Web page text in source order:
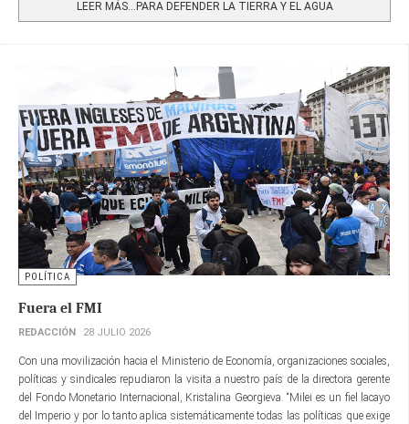
LEER MÁS…PARA DEFENDER LA TIERRA Y EL AGUA
POLÍTICA
Fuera el FMI
REDACCIÓN 28 JULIO 2026
Con una movilización hacia el Ministerio de Economía, organizaciones sociales,
políticas y sindicales repudiaron la visita a nuestro país de la directora gerente​
del Fondo Monetario Internacional, Kristalina Georgieva. “Milei es un fiel lacayo
del Imperio y por lo tanto aplica sistemáticamente todas las políticas que exige